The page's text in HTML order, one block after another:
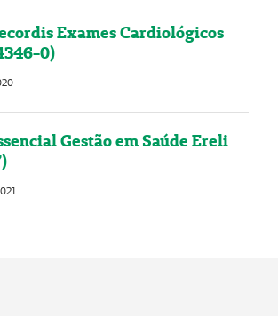
Exames Cardiológicos
0)
Gestão em Saúde Ereli